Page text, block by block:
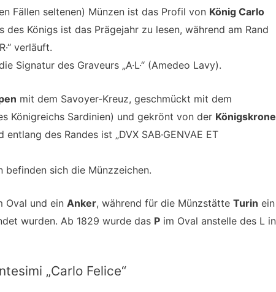
Fällen seltenen) Münzen ist das Profil von König Carlo
Königs ist das Prägejahr zu lesen, während am Rand
verläuft.
Signatur des Graveurs „A·L·“ (Amedeo Lavy).
mit dem Savoyer-Kreuz, geschmückt mit dem
Königreichs Sardinien) und gekrönt von der Königskrone
des Randes ist „DVX SAB·GENVAE ET
befinden sich die Münzzeichen.
Oval und ein Anker, während für die Münzstätte Turin
wurden. Ab 1829 wurde das P im Oval anstelle des L in
„Carlo Felice“